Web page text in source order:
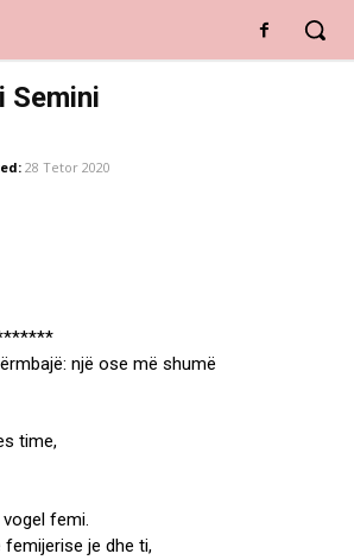
Semini
28 Tetor 2020
time,
femi.
je dhe ti,